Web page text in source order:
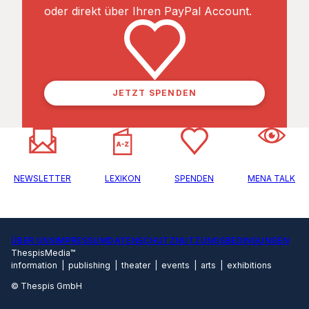
oder direkt über Ihren PayPal Account.
JETZT SPENDEN
NEWSLETTER LEXIKON SPENDEN MENA TALK
ÜBER UNSIMPRESSUMDATENSCHUTZNUTZUNGSBEDINGUNGEN
ThespisMedia™
information | publishing | theater | events | arts | exhibitions
© Thespis GmbH